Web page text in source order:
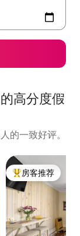
高分度假
的一致好评。
热门「房客推荐」
房客推荐